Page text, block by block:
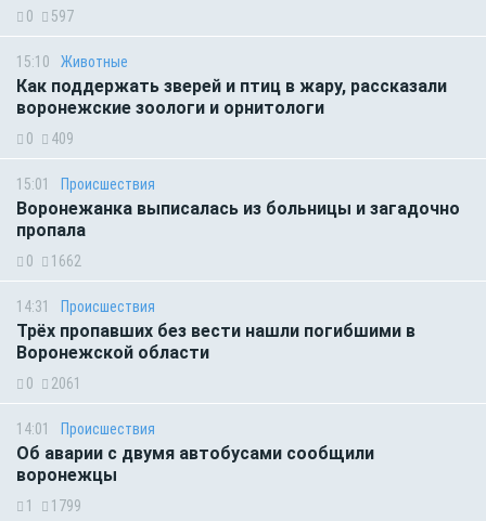
0 597
15:10 Животные
Как поддержать зверей и птиц в жару, рассказали
воронежские зоологи и орнитологи
0 409
15:01 Происшествия
Воронежанка выписалась из больницы и загадочно
пропала
0 1662
14:31 Происшествия
Трёх пропавших без вести нашли погибшими в
Воронежской области
0 2061
14:01 Происшествия
Об аварии с двумя автобусами сообщили
воронежцы
1 1799